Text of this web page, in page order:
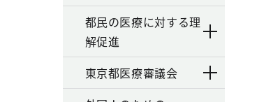
都民の医療に対する理
解促進
東京都医療審議会